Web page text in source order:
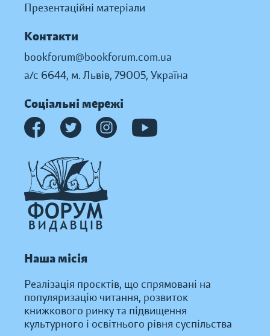
Презентаційні матеріали
Контакти
bookforum@bookforum.com.ua
а/с 6644, м. Львів, 79005, Україна
Соціальні мережі
Наша місія
Реалізація проєктів, що спрямовані на
популяризацію читання, розвиток
книжкового ринку та підвищення
культурного і освітнього рівня суспільства